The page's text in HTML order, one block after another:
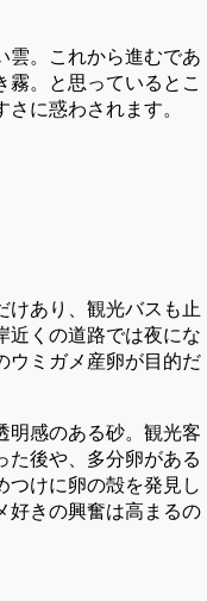
雲。これから進むであ
。と思っているとこ
に惑わされます。
けあり、観光バスも止
近くの道路では夜にな
ウミガメ産卵が目的だ
明感のある砂。観光客
た後や、多分卵がある
つけに卵の殻を発見し
好きの興奮は高まるの